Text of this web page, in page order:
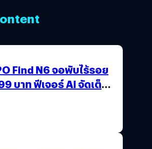
Find N6 จอพับไร้รอย
บาท ฟีเจอร์ AI จัดเต็ม